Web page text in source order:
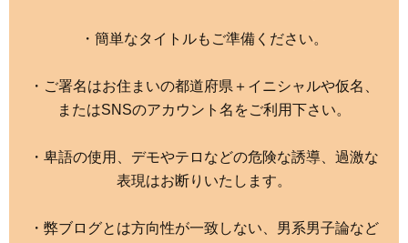
・簡単なタイトルもご準備ください。
・ご署名はお住まいの都道府県＋イニシャルや仮名、
またはSNSのアカウント名をご利用下さい。
・卑語の使用、デモやテロなどの危険な誘導、過激な
表現はお断りいたします。
・弊ブログとは方向性が一致しない、男系男子論など